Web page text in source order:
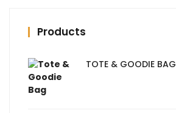
Products
TOTE & GOODIE BAG